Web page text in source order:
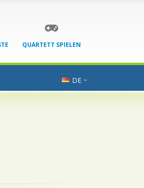
QUARTETT SPIELEN
DE